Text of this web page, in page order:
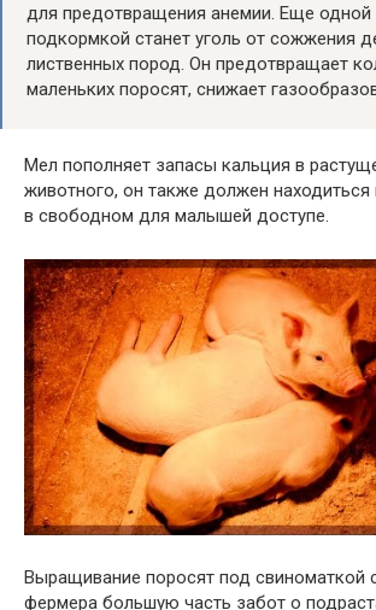
для предотвращения анемии. Еще одной
подкормкой станет уголь от сожжения
лиственных пород. Он предотвращает
маленьких поросят, снижает
Мел пополняет запасы кальция в
животного, он также должен находиться
в свободном для малышей доступе.
Выращивание поросят под свиноматкой
фермера большую часть забот о